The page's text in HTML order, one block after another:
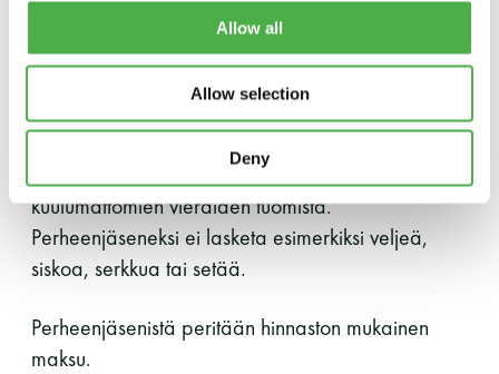
Allow all
Allow selection
Deny
LUE LISÄÄ
Mukaan jäsen voi tuoda vieraakseen vain
perheenjäsenensä. Suuren suosion vuoksi
perhesaunapäivään ei voi tuoda vieraaksi muita
kuin perheenjäseniä. Tahdomme varmistaa
vähentää ruuhkaa rajoittamalla perheeseen
kuulumattomien vieraiden tuomista.
Perheenjäseneksi ei lasketa esimerkiksi veljeä,
siskoa, serkkua tai setää.
Perheenjäsenistä peritään hinnaston mukainen
maksu.